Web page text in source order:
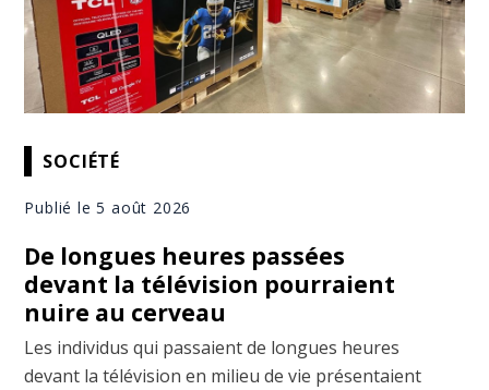
SOCIÉTÉ
Publié le 5 août 2026
De longues heures passées
devant la télévision pourraient
nuire au cerveau
Les individus qui passaient de longues heures
devant la télévision en milieu de vie présentaient